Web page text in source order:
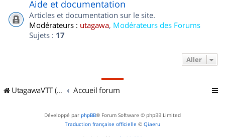
Aide et documentation
Articles et documentation sur le site.
Modérateurs : utagawa, Modérateurs des Forums
Sujets : 17
Aller
UtagawaVTT (Randos VTT et VTTAE avec traces GPS) Accueil forum
Développé par phpBB® Forum Software © phpBB Limited
Traduction française officielle © Qiaeru